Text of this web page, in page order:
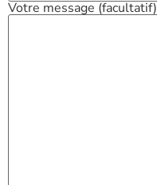
Votre message (facultatif)